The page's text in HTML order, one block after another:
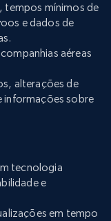
tempos mínimos de
e dados de
aéreas
alterações de
informações sobre
tecnologia
e
em tempo